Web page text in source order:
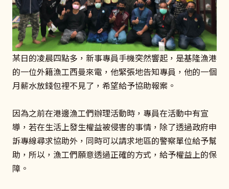
某日的凌晨四點多，新事專員手機突然響起，是基隆漁港
的一位外籍漁工西曼來電，他緊張地告知專員，他的一個
月薪水放錢包裡不見了，希望給予協助報案。
因為之前在港邊漁工們辦理活動時，專員在活動中有宣
導，若在生活上發生權益被侵害的事情，除了透過政府申
訴專線尋求協助外，同時可以請求地區的警察單位給予幫
助，所以，漁工們願意透過正確的方式，給予權益上的保
障。